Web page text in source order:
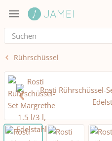
Rührschüssel